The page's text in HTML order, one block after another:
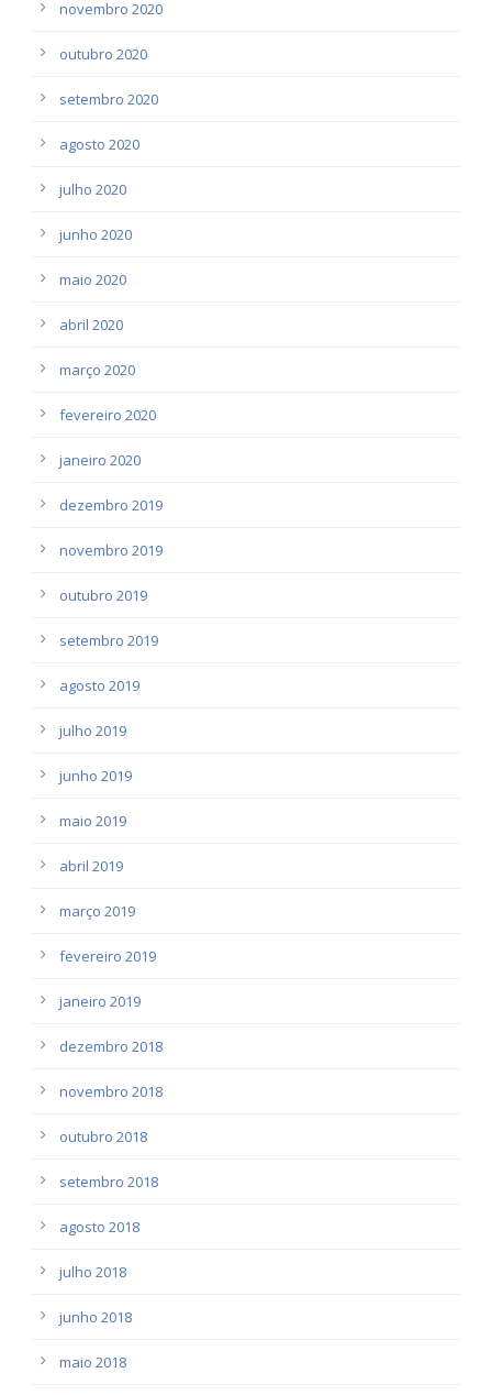
novembro 2020
outubro 2020
setembro 2020
agosto 2020
julho 2020
junho 2020
maio 2020
abril 2020
março 2020
fevereiro 2020
janeiro 2020
dezembro 2019
novembro 2019
outubro 2019
setembro 2019
agosto 2019
julho 2019
junho 2019
maio 2019
abril 2019
março 2019
fevereiro 2019
janeiro 2019
dezembro 2018
novembro 2018
outubro 2018
setembro 2018
agosto 2018
julho 2018
junho 2018
maio 2018